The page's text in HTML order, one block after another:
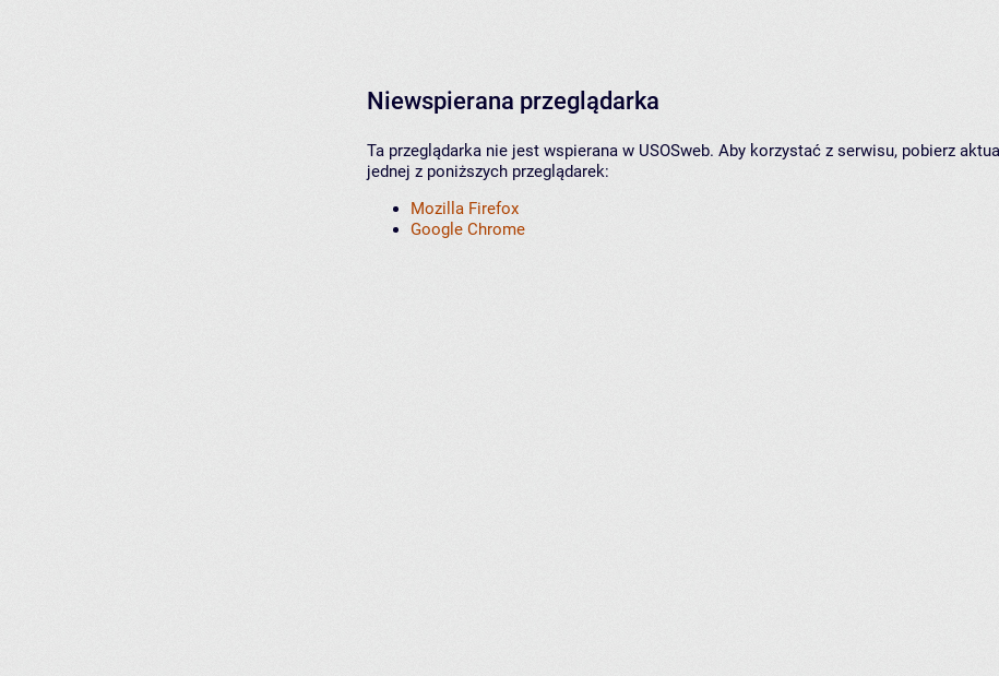
Niewspierana przeglądarka
Ta przeglądarka nie jest wspierana w USOSweb. Aby korzystać z serwisu, pobierz
jednej z poniższych przeglądarek:
Mozilla Firefox
Google Chrome